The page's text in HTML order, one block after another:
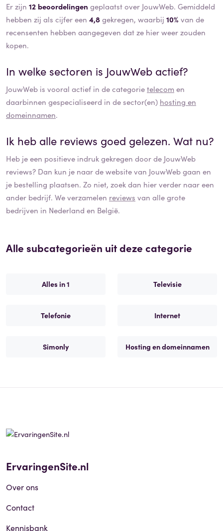
Er zijn 12 beoordelingen geplaatst over JouwWeb. Gemiddeld
hebben zij als cijfer een 4,8gekregen, waarbij 10% van de
recensenten hebben aangegeven dat ze hier weer zouden
kopen.
In welke sectoren is JouwWeb actief?
JouwWeb is vooral actief in de categorietelecom en
daarbinnen gespecialiseerd in de sector(en) hosting en
domeinnamen.
Ik heb alle reviews goed gelezen. Wat nu?
Heb je een positieve indruk gekregen door de JouwWeb
reviews? Dan kun je naar de website van JouwWebgaan en
je bestelling plaatsen. Zo niet, zoek dan hier verder naar een
ander bedrijf. We verzamelen reviews van alle grote
bedrijven in Nederland en België.
Alle subcategorieën uit deze categorie
Alles in 1 Televisie
Telefonie Internet
Simonly Hosting en domeinnamen
ErvaringenSite.nl
Over ons
Contact
Kennisbank